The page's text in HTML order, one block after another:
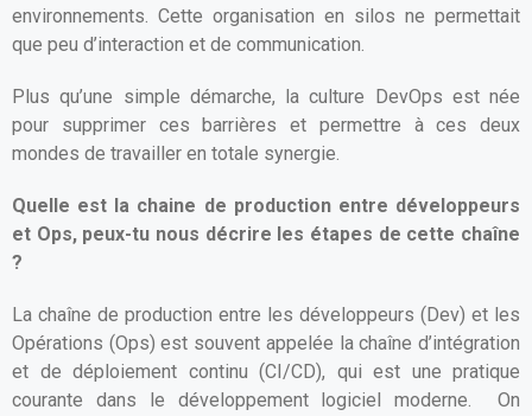
environnements. Cette organisation en silos ne permettait
que peu d’interaction et de communication.
Plus qu’une simple démarche, la culture DevOps est née
pour supprimer ces barrières et permettre à ces deux
mondes de travailler en totale synergie.
Quelle est la chaine de production entre développeurs
et Ops, peux-tu nous décrire les étapes de cette chaîne
?
La chaîne de production entre les développeurs (Dev) et les
Opérations (Ops) est souvent appelée la chaîne d’intégration
et de déploiement continu (CI/CD), qui est une pratique
courante dans le développement logiciel moderne. On